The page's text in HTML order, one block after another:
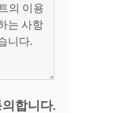
합니다.